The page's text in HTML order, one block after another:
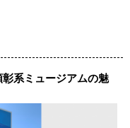
系ミュージアムの魅